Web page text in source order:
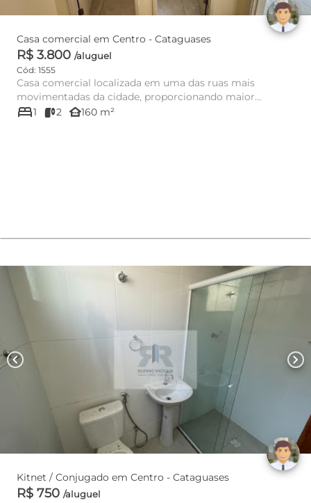
Casa comercial em Centro - Cataguases
R$ 3.800 /aluguel
Cód: 1555
Casa comercial localizada em uma das ruas mais
movimentadas da cidade, proporcionando maior
visibilidade para o seu neg...
bed1 2 other_houses160 m²
chevron_left chevron_right
Kitnet / Conjugado em Centro - Cataguases
R$ 750 /aluguel